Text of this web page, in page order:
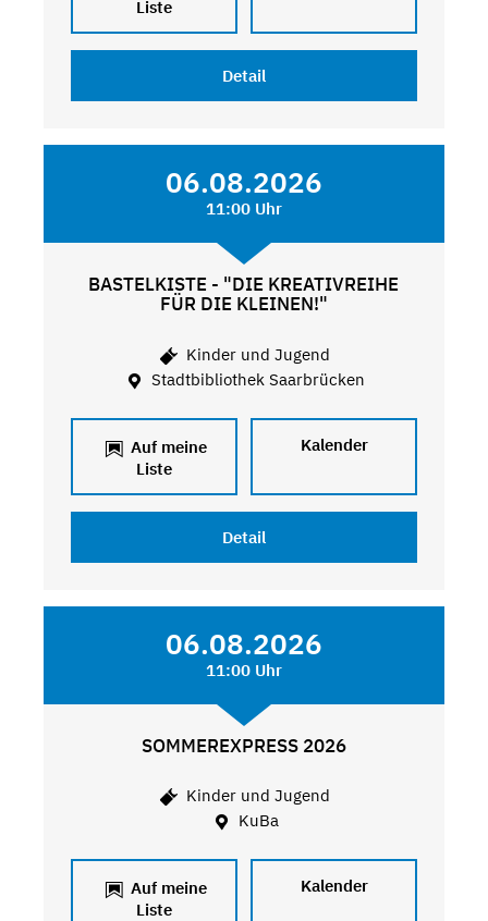
Liste
Detail
06.08.2026
11:00 Uhr
BASTELKISTE - "DIE KREATIVREIHE
FÜR DIE KLEINEN!"
Kinder und Jugend
Stadtbibliothek Saarbrücken
Auf meine
Liste
Kalender
Detail
06.08.2026
11:00 Uhr
SOMMEREXPRESS 2026
Kinder und Jugend
KuBa
Auf meine
Liste
Kalender